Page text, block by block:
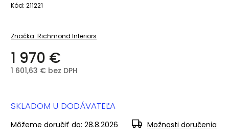
Kód: 211221
Značka: Richmond Interiors
1 970 €
1 601,63 € bez DPH
SKLADOM U DODÁVATEĽA
Môžeme doručiť do: 28.8.2026 Možnosti doručenia